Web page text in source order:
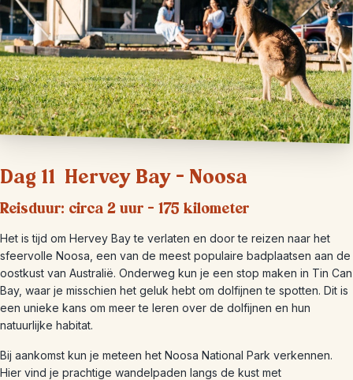
Dag 11 Hervey Bay – Noosa
Reisduur: circa 2 uur – 175 kilometer
Het is tijd om Hervey Bay te verlaten en door te reizen naar het
sfeervolle Noosa, een van de meest populaire badplaatsen aan de
oostkust van Australië. Onderweg kun je een stop maken in Tin Can
Bay, waar je misschien het geluk hebt om dolfijnen te spotten. Dit is
een unieke kans om meer te leren over de dolfijnen en hun
natuurlijke habitat.
Bij aankomst kun je meteen het Noosa National Park verkennen.
Hier vind je prachtige wandelpaden langs de kust met